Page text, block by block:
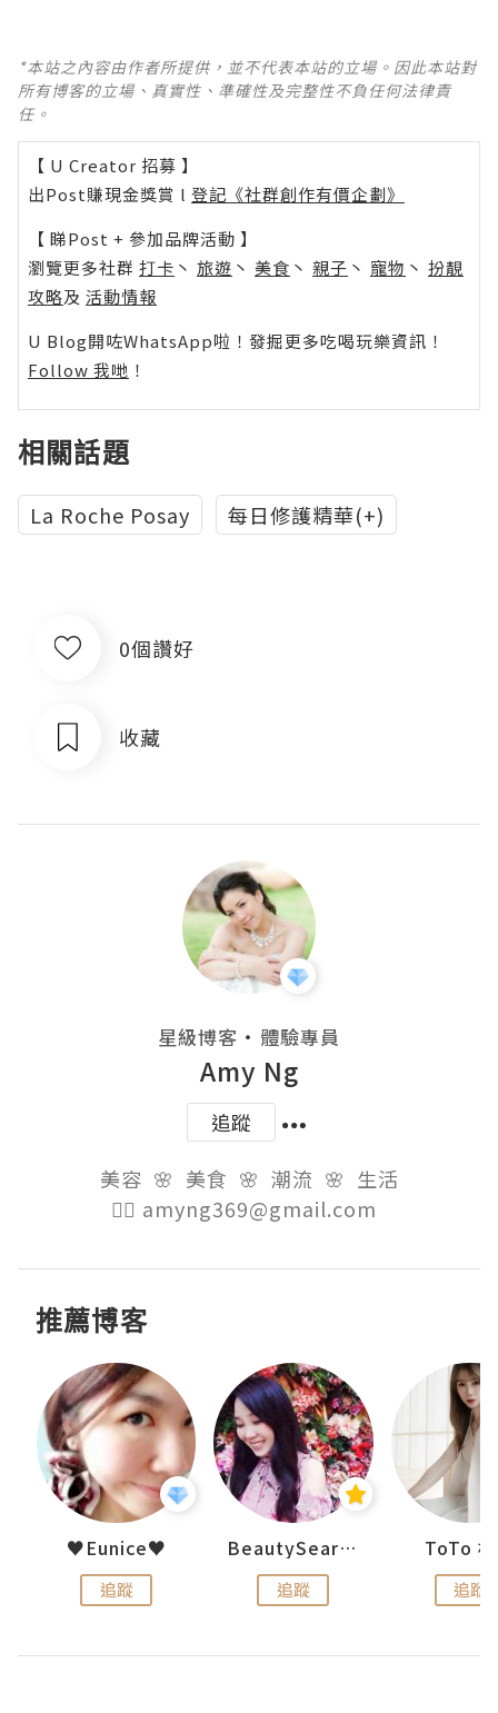
*本站之內容由作者所提供，並不代表本站的立場。因此本站對
所有博客的立場、真實性、準確性及完整性不負任何法律責
任。
【 U Creator 招募 】
出Post賺現金獎賞 l 登記《社群創作有價企劃》
【 睇Post + 參加品牌活動 】
瀏覽更多社群 打卡 丶 旅遊 丶 美食 丶 親子 丶 寵物 丶 扮靚
攻略及 活動情報
U Blog開咗WhatsApp啦！發掘更多吃喝玩樂資訊！
Follow 我哋 ！
相關話題
La Roche Posay 每日修護精華(+)
0個讚好
收藏
星級博客 ・ 體驗專員
Amy Ng
追蹤
美容  🌸  美食  🌸  潮流  🌸  生活
👉🏻 amyng369@gmail.com
推薦博客
♥Eunice♥
追蹤
BeautySearch
追蹤
ToTo
追蹤